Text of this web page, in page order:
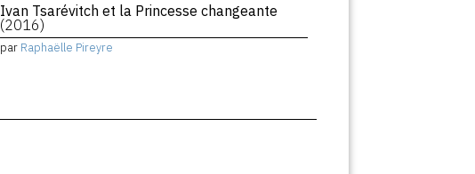
Ivan Tsarévitch et la Princesse changeante
(2016)
par Raphaëlle Pireyre